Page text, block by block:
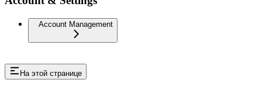
Account Management
На этой странице